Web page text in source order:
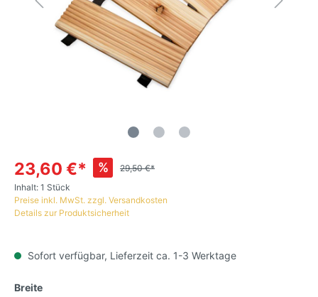
23,60 €* %
29,50 €*
Inhalt: 1 Stück
Preise inkl. MwSt. zzgl. Versandkosten
Details zur Produktsicherheit
Sofort verfügbar, Lieferzeit ca. 1-3 Werktage
Breite